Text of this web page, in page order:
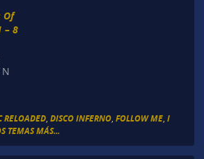
Of
– 8
RELOADED, DISCO INFERNO, FOLLOW ME, I
TEMAS MÁS...